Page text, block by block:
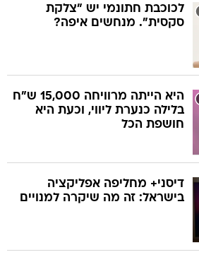
לכוכבת חתונמי יש "צלקת
סקסית". מנחשים איפה?
היא הייתה מרוויחה 15,000 ש"ח
בלילה כנערת ליווי, וכעת היא
חושפת הכל
דיסני+ מחליפה אפליקציה
בישראל: זה מה שיקרה למנויים